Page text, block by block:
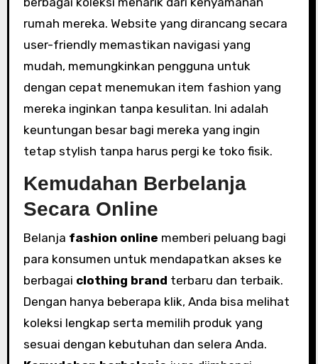
rumah mereka. Website yang dirancang secara
user-friendly memastikan navigasi yang
mudah, memungkinkan pengguna untuk
dengan cepat menemukan item fashion yang
mereka inginkan tanpa kesulitan. Ini adalah
keuntungan besar bagi mereka yang ingin
tetap stylish tanpa harus pergi ke toko fisik.
Kemudahan Berbelanja
Secara Online
Belanja fashion online memberi peluang bagi
para konsumen untuk mendapatkan akses ke
berbagai clothing brand terbaru dan terbaik.
Dengan hanya beberapa klik, Anda bisa melihat
koleksi lengkap serta memilih produk yang
sesuai dengan kebutuhan dan selera Anda.